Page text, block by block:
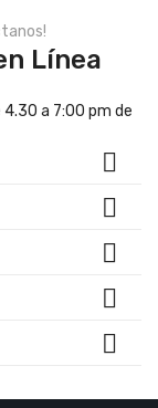
Línea
a 7:00 pm de




